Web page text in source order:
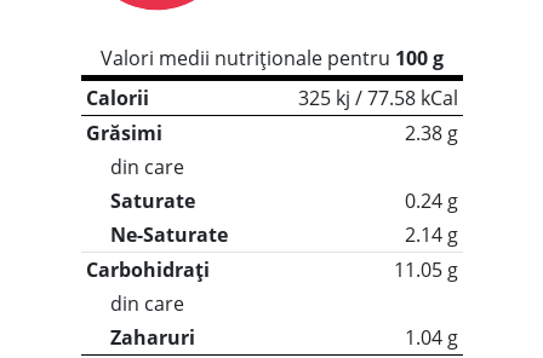
Valori medii nutriționale pentru 100 g
Calorii
325 kj / 77.58 kCal
Grăsimi
2.38 g
din care
Saturate
0.24 g
Ne-Saturate
2.14 g
Carbohidrați
11.05 g
din care
Zaharuri
1.04 g